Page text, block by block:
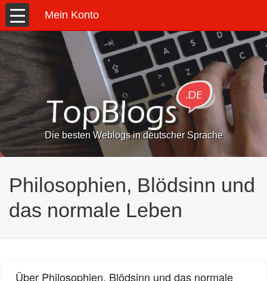
Mein Konto
Die besten Weblogs in deutscher Sprache
Philosophien, Blödsinn und
das normale Leben
Über Philosophien, Blödsinn und das normale